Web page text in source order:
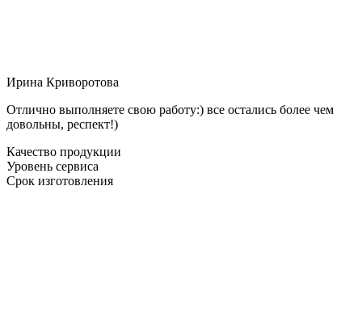
Ирина Криворотова
Отлично выполняете свою работу:) все остались более чем
довольны, респект!)
Качество продукции
Уровень сервиса
Срок изготовления